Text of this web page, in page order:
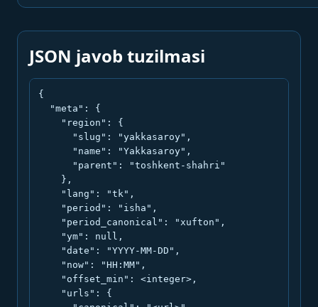
JSON javob tuzilmasi
{
  "meta": {
    "region": {
      "slug": "yakkasaroy",
      "name": "Yakkasaroy",
      "parent": "toshkent-shahri"
    },
    "lang": "tk",
    "period": "isha",
    "period_canonical": "xufton",
    "ym": null,
    "date": "YYYY-MM-DD",
    "now": "HH:MM",
    "offset_min": <integer>,
    "urls": {